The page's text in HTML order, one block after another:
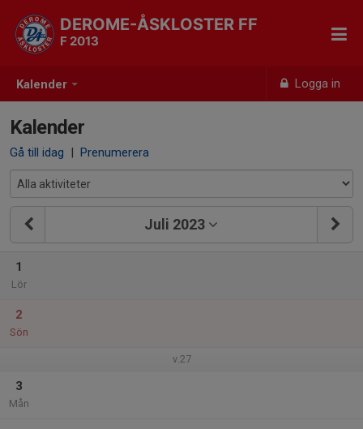
Kalender Logga in
DEROME-ÅSKLOSTER FF
F 2013
Kalender
Gå till idag | Prenumerera
Juli 2023
1
Lör
2
Sön
v.27
3
Mån